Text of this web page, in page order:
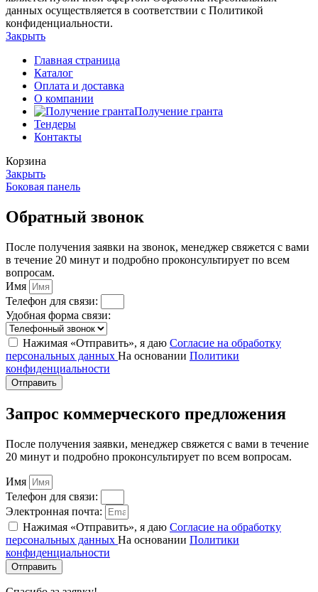
данных осуществляется в соответствии с Политикой
конфиденциальности.
Закрыть
Главная страница
Каталог
Оплата и доставка
О компании
Получение гранта
Тендеры
Контакты
Корзина
Закрыть
Боковая панель
Обратный звонок
После получения заявки на звонок, менеджер свяжется с вами
в течение 20 минут и подробно проконсультирует по всем
вопросам.
Имя
Телефон для связи:
Удобная форма связи:
Нажимая «Отправить», я даю Согласие на обработку
персональных данных На основании Политики
конфиденциальности
Отправить
Запрос коммерческого предложения
После получения заявки, менеджер свяжется с вами в течение
20 минут и подробно проконсультирует по всем вопросам.
Имя
Телефон для связи:
Электронная почта:
Нажимая «Отправить», я даю Согласие на обработку
персональных данных На основании Политики
конфиденциальности
Отправить